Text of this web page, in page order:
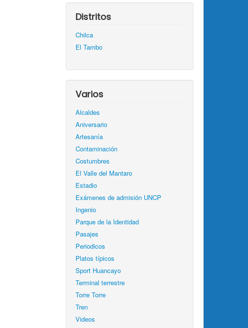
Distritos
Chilca
El Tambo
Varios
Alcaldes
Aniversario
Artesanía
Contaminación
Costumbres
El Valle del Mantaro
Estadio
Exámenes de admisión UNCP
Ingenio
Parque de la Identidad
Pasajes
Periodicos
Platos típicos
Sport Huancayo
Terminal terrestre
Torre Torre
Tren
Videos